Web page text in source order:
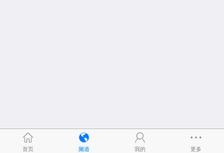
首页 频道 我的 更多